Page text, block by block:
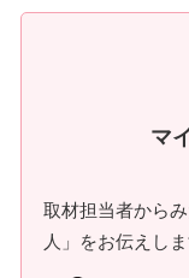
マ
取材担当者から
人」をお伝えしま